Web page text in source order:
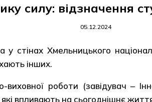
силу: відзначення
05.12.2024
стінах Хмельницького
інших.
виховної роботи (завідувач
впливають на сьогоднішнє